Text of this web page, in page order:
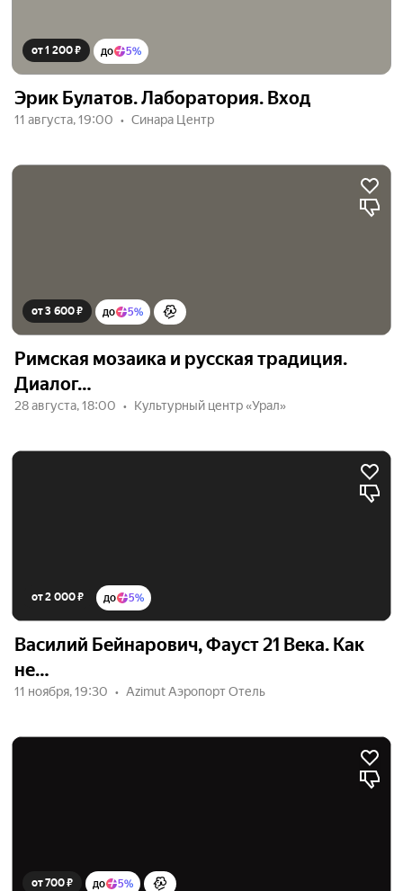
от 1 200 ₽ до 5%
Эрик Булатов. Лаборатория. Вход
11 августа, 19:00 Синара Центр
от 3 600 ₽ до 5%
Римская мозаика и русская традиция.
Диалог…
28 августа, 18:00 Культурный центр «Урал»
от 2 000 ₽ до 5%
Василий Бейнарович, Фауст 21 Века. Как
не…
11 ноября, 19:30 Azimut Аэропорт Отель
от 700 ₽ до 5%